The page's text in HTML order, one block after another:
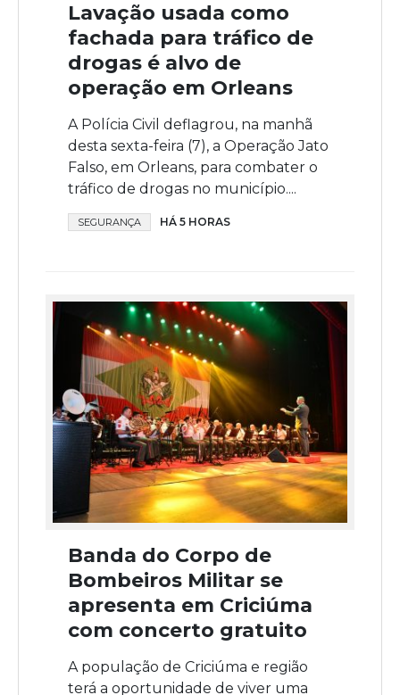
Lavação usada como
fachada para tráfico de
drogas é alvo de
operação em Orleans
A Polícia Civil deflagrou, na manhã
desta sexta-feira (7), a Operação Jato
Falso, em Orleans, para combater o
tráfico de drogas no município....
SEGURANÇA HÁ 5 HORAS
Banda do Corpo de
Bombeiros Militar se
apresenta em Criciúma
com concerto gratuito
A população de Criciúma e região
terá a oportunidade de viver uma